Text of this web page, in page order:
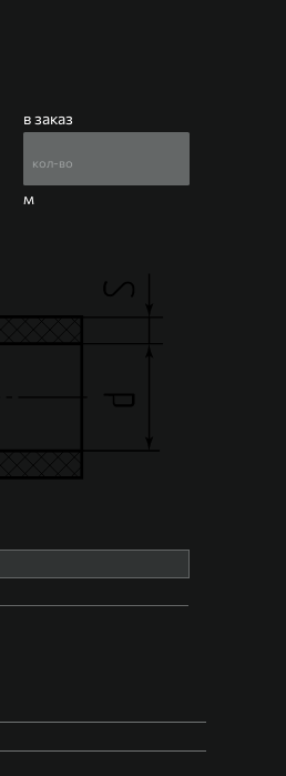
в заказ
м